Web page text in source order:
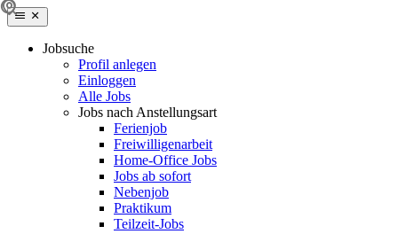
Jobsuche
Profil anlegen
Einloggen
Alle Jobs
Jobs nach Anstellungsart
Ferienjob
Freiwilligenarbeit
Home-Office Jobs
Jobs ab sofort
Nebenjob
Praktikum
Teilzeit-Jobs